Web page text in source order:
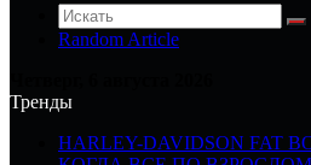
Random Article
Тренды
HARLEY-DAVIDSON FAT